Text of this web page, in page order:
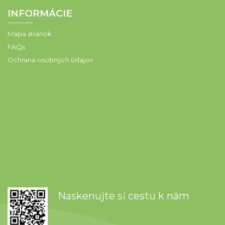
INFORMÁCIE
Mapa stránok
FAQs
Ochrana osobných údajov
Naskenujte si cestu k nám